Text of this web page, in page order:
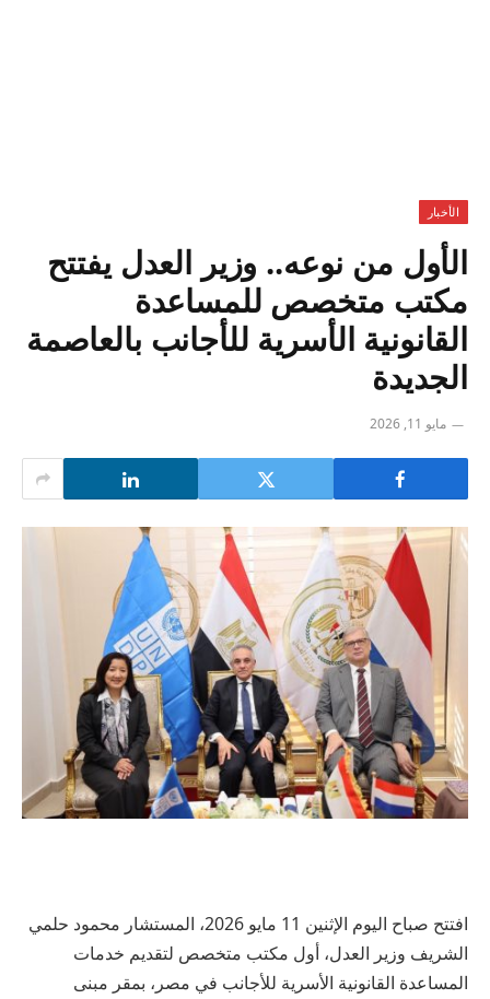
الأخبار
الأول من نوعه.. وزير العدل يفتتح
مكتب متخصص للمساعدة
القانونية الأسرية للأجانب بالعاصمة
الجديدة
مايو 11, 2026
افتتح صباح اليوم الإثنين 11 مايو 2026، المستشار محمود حلمي
الشريف وزير العدل، أول مكتب متخصص لتقديم خدمات
المساعدة القانونية الأسرية للأجانب في مصر، بمقر مبنى